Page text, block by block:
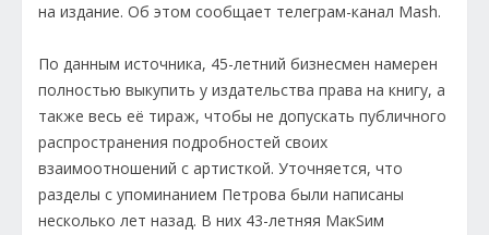
на издание. Об этом сообщает телеграм-канал Mash.
По данным источника, 45-летний бизнесмен намерен
полностью выкупить у издательства права на книгу, а
также весь её тираж, чтобы не допускать публичного
распространения подробностей своих
взаимоотношений с артисткой. Уточняется, что
разделы с упоминанием Петрова были написаны
несколько лет назад. В них 43-летняя МакSим